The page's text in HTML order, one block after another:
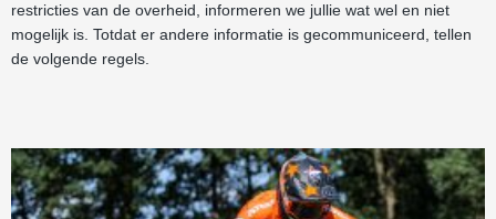
restricties van de overheid, informeren we jullie wat wel en niet
mogelijk is. Totdat er andere informatie is gecommuniceerd, tellen
de volgende regels.